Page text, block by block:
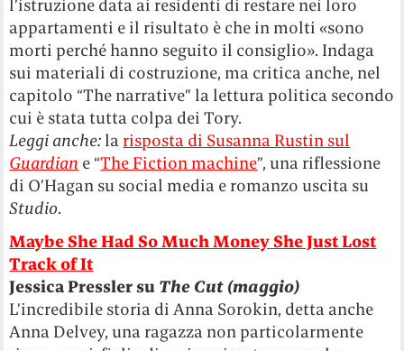
l’istruzione data ai residenti di restare nei loro
appartamenti e il risultato è che in molti «sono
morti perché hanno seguito il consiglio». Indaga
sui materiali di costruzione, ma critica anche, nel
capitolo “The narrative” la lettura politica secondo
cui è stata tutta colpa dei Tory.
Leggi anche: la risposta di Susanna Rustin sul
Guardian e “The Fiction machine”, una riflessione
di O’Hagan su social media e romanzo uscita su
Studio.
Maybe She Had So Much Money She Just Lost
Track of It
Jessica Pressler su The Cut (maggio)
L’incredibile storia di Anna Sorokin, detta anche
Anna Delvey, una ragazza non particolarmente